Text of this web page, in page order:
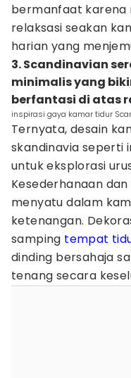
bermanfaat karena
relaksasi seakan
harian yang
3. Scandinavian
minimalis yang
berfantasi di atas
inspirasi gaya kamar tidur
Ternyata, desain
skandinavia seperti
untuk eksplorasi
Kesederhanaan
menyatu dalam
ketenangan.
samping tempat
dinding bersahaja
tenang secara